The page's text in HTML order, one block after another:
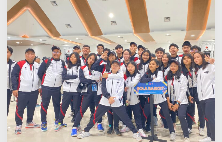
n
K
o
n
t
i
n
g
e
n
,
P
e
l